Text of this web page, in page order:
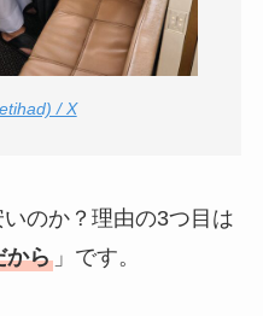
/ X
のか？理由の3つ目は
から」です。